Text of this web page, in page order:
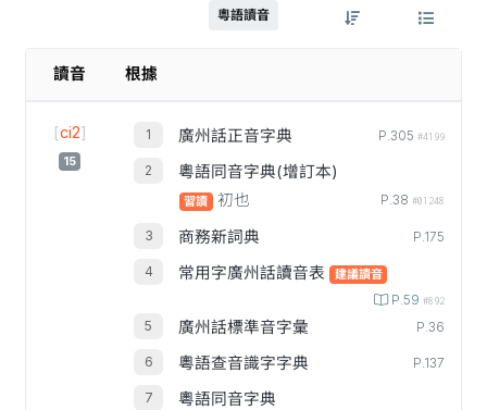
粵語讀音
讀音 根據
[ci2]
15
廣州話正音字典 P.305 #4199
粵語同音字典(增訂本)
習讀 初也 P.38 #01248
商務新詞典 P.175
常用字廣州話讀音表 建議讀音
P.59 #892
廣州話標準音字彙 P.36
粵語查音識字字典 P.137
粵語同音字典